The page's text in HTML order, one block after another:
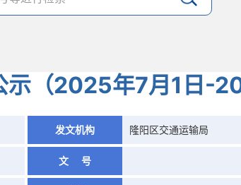
（2025年7月1日-
发文机构 隆阳区交通运输局
文 号